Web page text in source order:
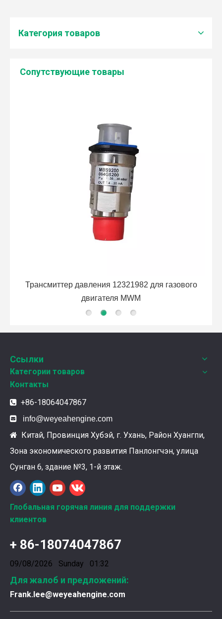
Категория товаров
Cопутствующие товары
9M-9780: КОЛЕНЧАТЫЙ ПАТРУБОК Caterpillar
Ссылки
Категории товаров
Контакты
 +86-18064047867
 info@weyeahengine.com
 Китай, Провинция Хубэй, г. Ухань, Район Хуангпи,
Зона экономического развития Панлонгчэн, улица
Сунган 6, здание №3, 1-й этаж.
Глобальная горячая линия для поддержки
клиентов
+ 86-18074047867
09/08/2026 Sunday 01:32
Для жалоб и предложений:
Frank.lee@weyeahengine.com